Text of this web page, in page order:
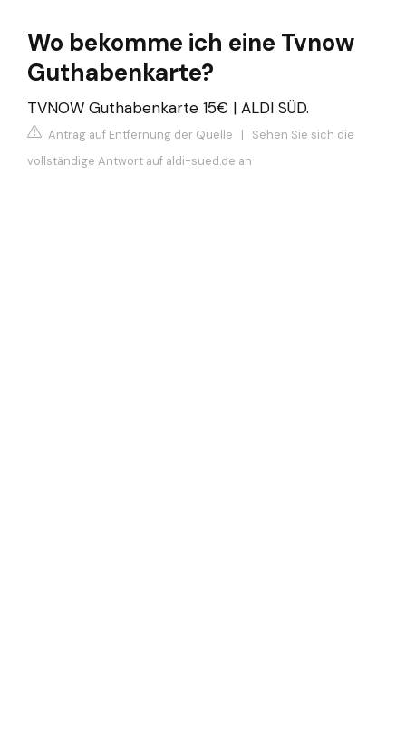
Wo bekomme ich eine Tvnow
Guthabenkarte?
TVNOW Guthabenkarte 15€ | ALDI SÜD.
Antrag auf Entfernung der Quelle | Sehen Sie sich die
vollständige Antwort auf aldi-sued.de an